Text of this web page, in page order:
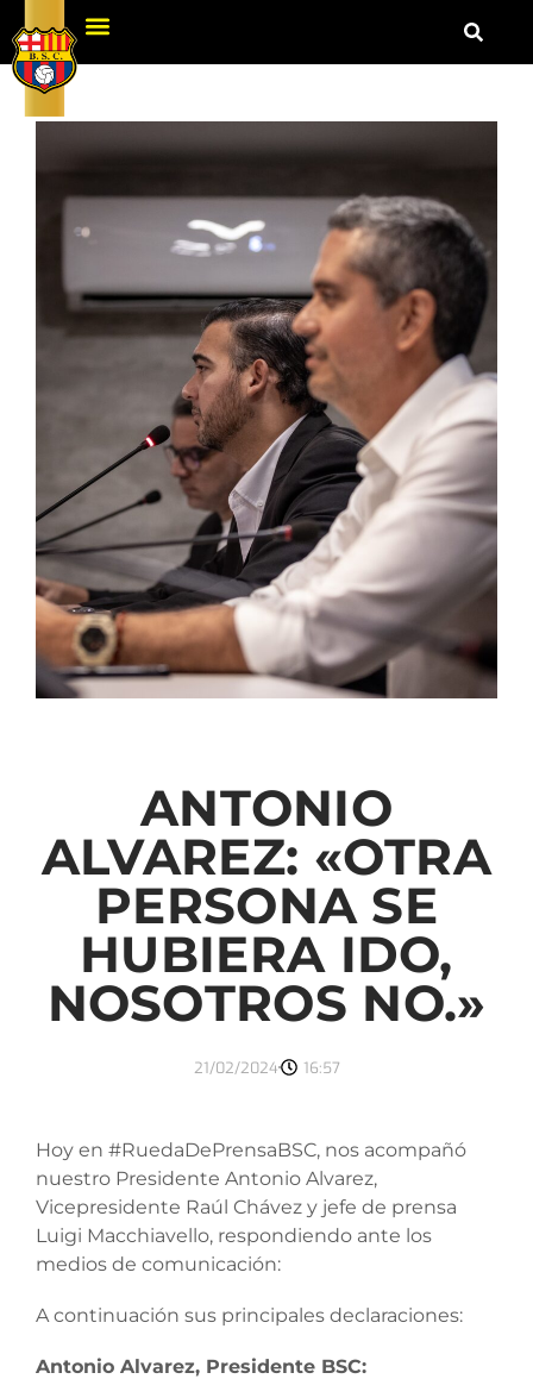
ANTONIO
ALVAREZ: «OTRA
PERSONA SE
HUBIERA IDO,
NOSOTROS NO.»
21/02/2024 16:57
Hoy en #RuedaDePrensaBSC, nos acompañó
nuestro Presidente Antonio Alvarez,
Vicepresidente Raúl Chávez y jefe de prensa
Luigi Macchiavello, respondiendo ante los
medios de comunicación:
A continuación sus principales declaraciones:
Antonio Alvarez, Presidente BSC: